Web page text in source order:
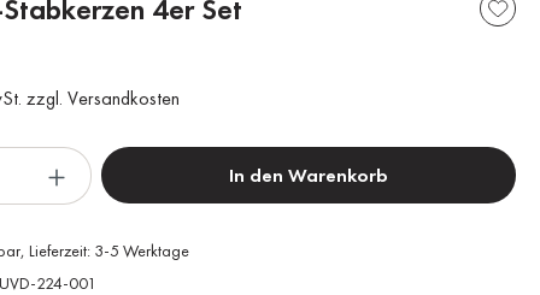
4er Set
zzgl. Versandkosten
In den Warenkorb
Lieferzeit: 3-5 Werktage
UVD-224-001